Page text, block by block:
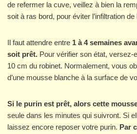
de refermer la cuve, veillez à bien la
soit à ras bord, pour éviter l’infiltration de
Il faut attendre entre 1 à 4 semaines
soit prêt. Pour vérifier son état, versez-
10 cm du robinet. Normalement, vous
d’une mousse blanche à la surface de
Si le purin est prêt, alors cette
seule dans les minutes qui suivront. Si
laissez encore reposer votre purin. Par